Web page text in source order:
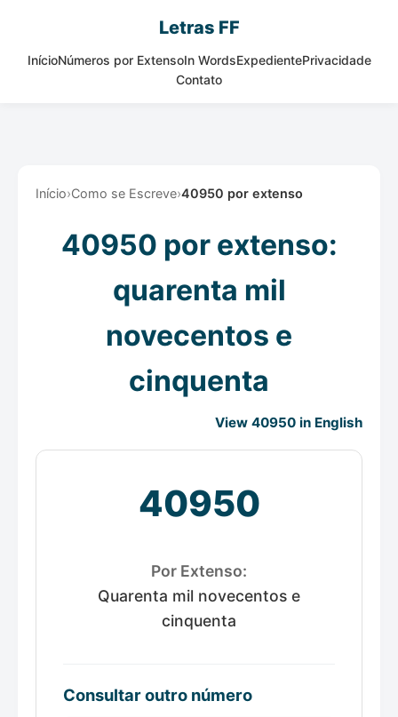
Letras FF
InícioNúmeros por ExtensoIn WordsExpedientePrivacidade
Contato
Início›Como se Escreve›40950 por extenso
40950 por extenso:
quarenta mil
novecentos e
cinquenta
View 40950 in English
40950
Por Extenso:
Quarenta mil novecentos e
cinquenta
Consultar outro número